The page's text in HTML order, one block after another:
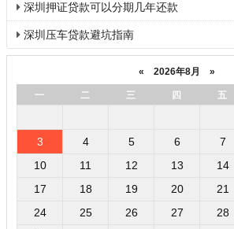
深圳押证贷款可以分期几年还款
深圳压车贷款避坑指南
« 2026年8月 »
一 二 三 四 五
3
4 5 6 7
10
11 12 13 14
17
18 19 20 21
24
25 26 27 28